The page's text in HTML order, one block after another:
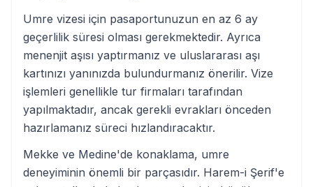
Umre vizesi için pasaportunuzun en az 6 ay
geçerlilik süresi olması gerekmektedir. Ayrıca
menenjit aşısı yaptırmanız ve uluslararası aşı
kartınızı yanınızda bulundurmanız önerilir. Vize
işlemleri genellikle tur firmaları tarafından
yapılmaktadır, ancak gerekli evrakları önceden
hazırlamanız süreci hızlandıracaktır.
Mekke ve Medine'de konaklama, umre
deneyiminin önemli bir parçasıdır. Harem-i Şerif'e